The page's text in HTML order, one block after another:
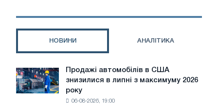
MITEX
НОВИНИ АНАЛІТИКА
Продажі
автомобілів
в
Продажі автомобілів в США
знизилися в липні з максимуму 2026
року
06-08-2026, 19:00